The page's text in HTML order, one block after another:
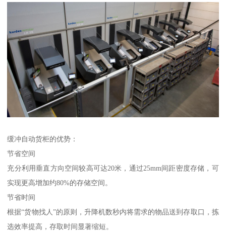
缓冲自动货柜的优势：
节省空间
充分利用垂直方向空间较高可达20米，通过25mm间距密度存储，可
实现更高增加约80%的存储空间。
节省时间
根据“货物找人”的原则，升降机数秒内将需求的物品送到存取口，拣
选效率提高，存取时间显著缩短。